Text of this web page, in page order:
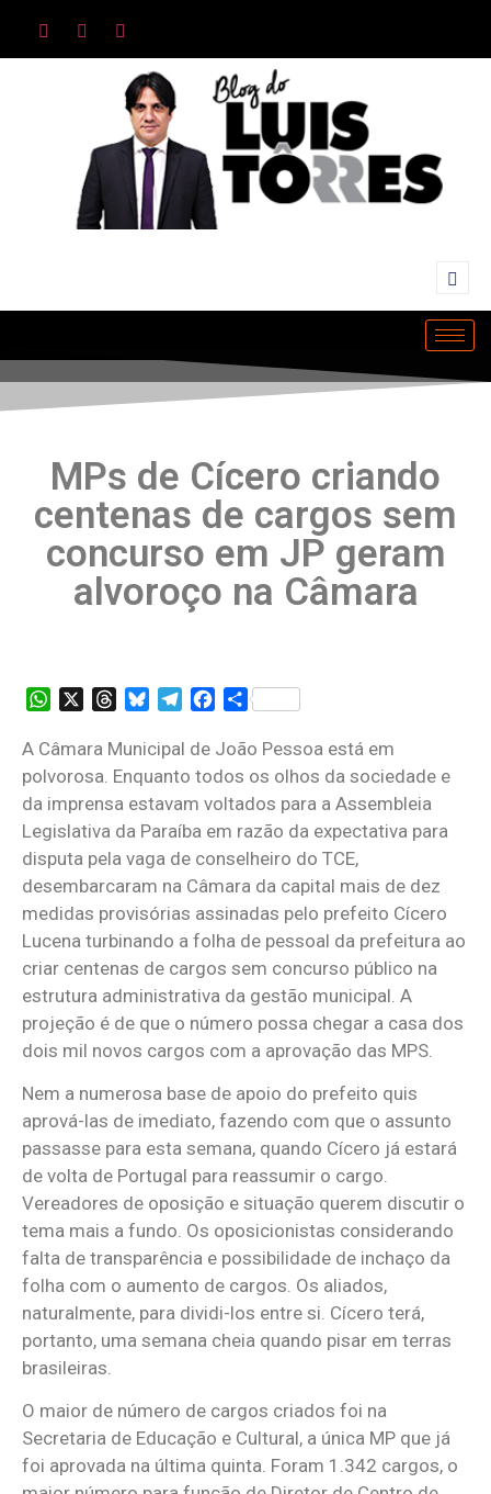
MPs de Cícero criando
centenas de cargos sem
concurso em JP geram
alvoroço na Câmara
WhatsAppThreadsBlueskyTelegramFacebook
Share
A Câmara Municipal de João Pessoa está em
polvorosa. Enquanto todos os olhos da sociedade e
da imprensa estavam voltados para a Assembleia
Legislativa da Paraíba em razão da expectativa para
disputa pela vaga de conselheiro do TCE,
desembarcaram na Câmara da capital mais de dez
medidas provisórias assinadas pelo prefeito Cícero
Lucena turbinando a folha de pessoal da prefeitura ao
criar centenas de cargos sem concurso público na
estrutura administrativa da gestão municipal. A
projeção é de que o número possa chegar a casa dos
dois mil novos cargos com a aprovação das MPS.
Nem a numerosa base de apoio do prefeito quis
aprová-las de imediato, fazendo com que o assunto
passasse para esta semana, quando Cícero já estará
de volta de Portugal para reassumir o cargo.
Vereadores de oposição e situação querem discutir o
tema mais a fundo. Os oposicionistas considerando
falta de transparência e possibilidade de inchaço da
folha com o aumento de cargos. Os aliados,
naturalmente, para dividi-los entre si. Cícero terá,
portanto, uma semana cheia quando pisar em terras
brasileiras.
O maior de número de cargos criados foi na
Secretaria de Educação e Cultural, a única MP que já
foi aprovada na última quinta. Foram 1.342 cargos, o